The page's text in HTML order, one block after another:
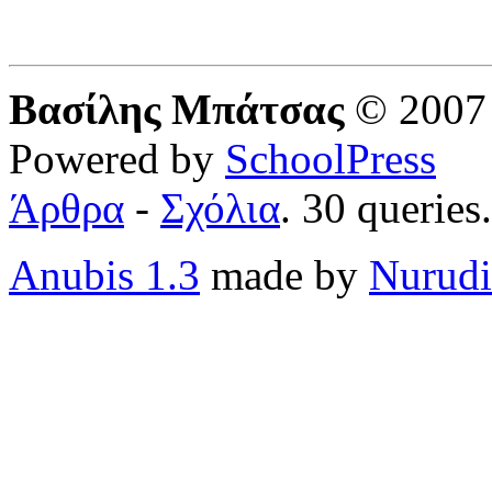
Βασίλης Μπάτσας © 2007
Powered by SchoolPress
Άρθρα - Σχόλια. 30
Anubis 1.3 made by